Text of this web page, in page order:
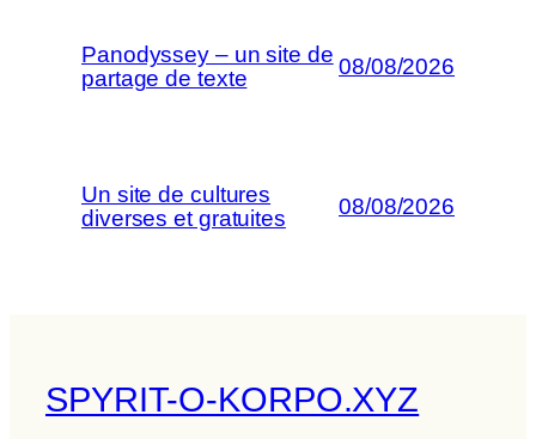
Panodyssey – un site de
partage de texte
08/08/2026
Un site de cultures
diverses et gratuites
08/08/2026
SPYRIT-O-KORPO.XYZ